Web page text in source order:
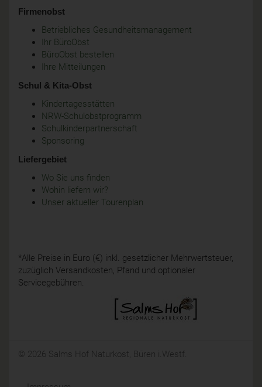
Firmenobst
Betriebliches Gesundheitsmanagement
Ihr BüroObst
BüroObst bestellen
Ihre Mitteilungen
Schul & Kita-Obst
Kindertagesstätten
NRW-Schulobstprogramm
Schulkinderpartnerschaft
Sponsoring
Liefergebiet
Wo Sie uns finden
Wohin liefern wir?
Unser aktueller Tourenplan
*Alle Preise in Euro (€) inkl. gesetzlicher Mehrwertsteuer,
zuzüglich Versandkosten, Pfand und optionaler
Servicegebühren.
© 2026 Salms Hof Naturkost, Büren i.Westf.